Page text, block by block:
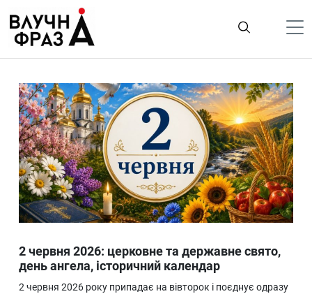
содержимому
Гроші
Життя
Лайфстайл
ТехноНаука
Людина
Ukraine
Про нас
2 червня 2026: церковне та державне свято,
день ангела, історичний календар
2 червня 2026 року припадає на вівторок і поєднує одразу